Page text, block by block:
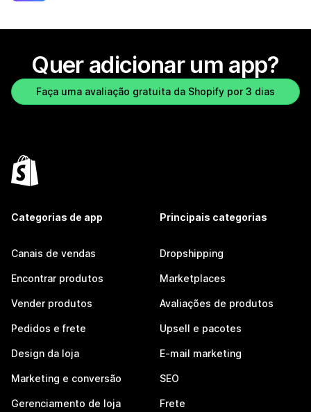
Quer adicionar um app?
Faça uma avaliação gratuita da Shopify por 3 dias
Categorias de app
Canais de vendas
Encontrar produtos
Vender produtos
Pedidos e frete
Design da loja
Marketing e conversão
Gerenciamento de loja
Principais categorias
Dropshipping
Marketplaces
Avaliações de produtos
Upsell e pacotes
E-mail marketing
SEO
Frete